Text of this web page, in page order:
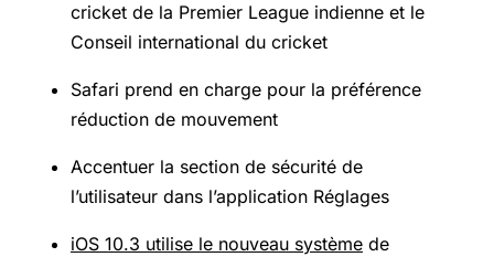
cricket de la Premier League indienne et le
Conseil international du cricket
Safari prend en charge pour la préférence
réduction de mouvement
Accentuer la section de sécurité de
l’utilisateur dans l’application Réglages
iOS 10.3 utilise le nouveau système de